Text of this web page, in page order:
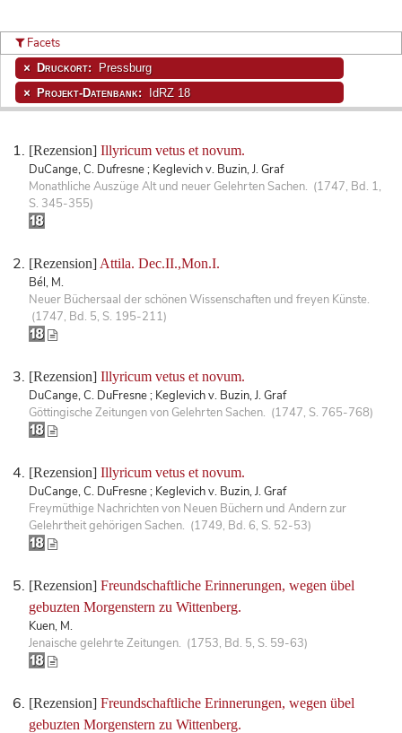
[Rezension] Illyricum vetus et novum.
DuCange, C. Dufresne ; Keglevich v. Buzin, J. Graf
Monathliche Auszüge Alt und neuer Gelehrten Sachen. (1747, Bd. 1,
S. 345-355)
[Rezension] Attila. Dec.II.,Mon.I.
Bél, M.
Neuer Büchersaal der schönen Wissenschaften und freyen Künste.
(1747, Bd. 5, S. 195-211)
[Rezension] Illyricum vetus et novum.
DuCange, C. DuFresne ; Keglevich v. Buzin, J. Graf
Göttingische Zeitungen von Gelehrten Sachen. (1747, S. 765-768)
[Rezension] Illyricum vetus et novum.
DuCange, C. DuFresne ; Keglevich v. Buzin, J. Graf
Freymüthige Nachrichten von Neuen Büchern und Andern zur
Gelehrtheit gehörigen Sachen. (1749, Bd. 6, S. 52-53)
[Rezension] Freundschaftliche Erinnerungen, wegen übel
gebuzten Morgenstern zu Wittenberg.
Kuen, M.
Jenaische gelehrte Zeitungen. (1753, Bd. 5, S. 59-63)
[Rezension] Freundschaftliche Erinnerungen, wegen übel
gebuzten Morgenstern zu Wittenberg.
Facets
Druckort: Pressburg
Projekt-Datenbank: IdRZ 18